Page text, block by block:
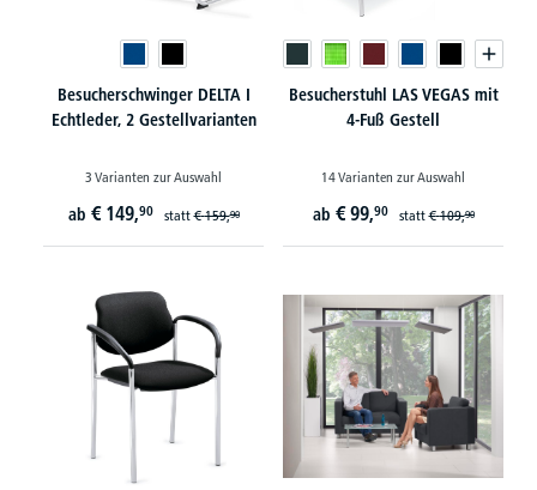
Besucherschwinger DELTA I
Echtleder, 2 Gestellvarianten
3 Varianten zur Auswahl
ab € 149,90 statt€ 159,90
Besucherstuhl LAS VEGAS mit
4-Fuß Gestell
14 Varianten zur Auswahl
ab € 99,90 statt€ 109,90